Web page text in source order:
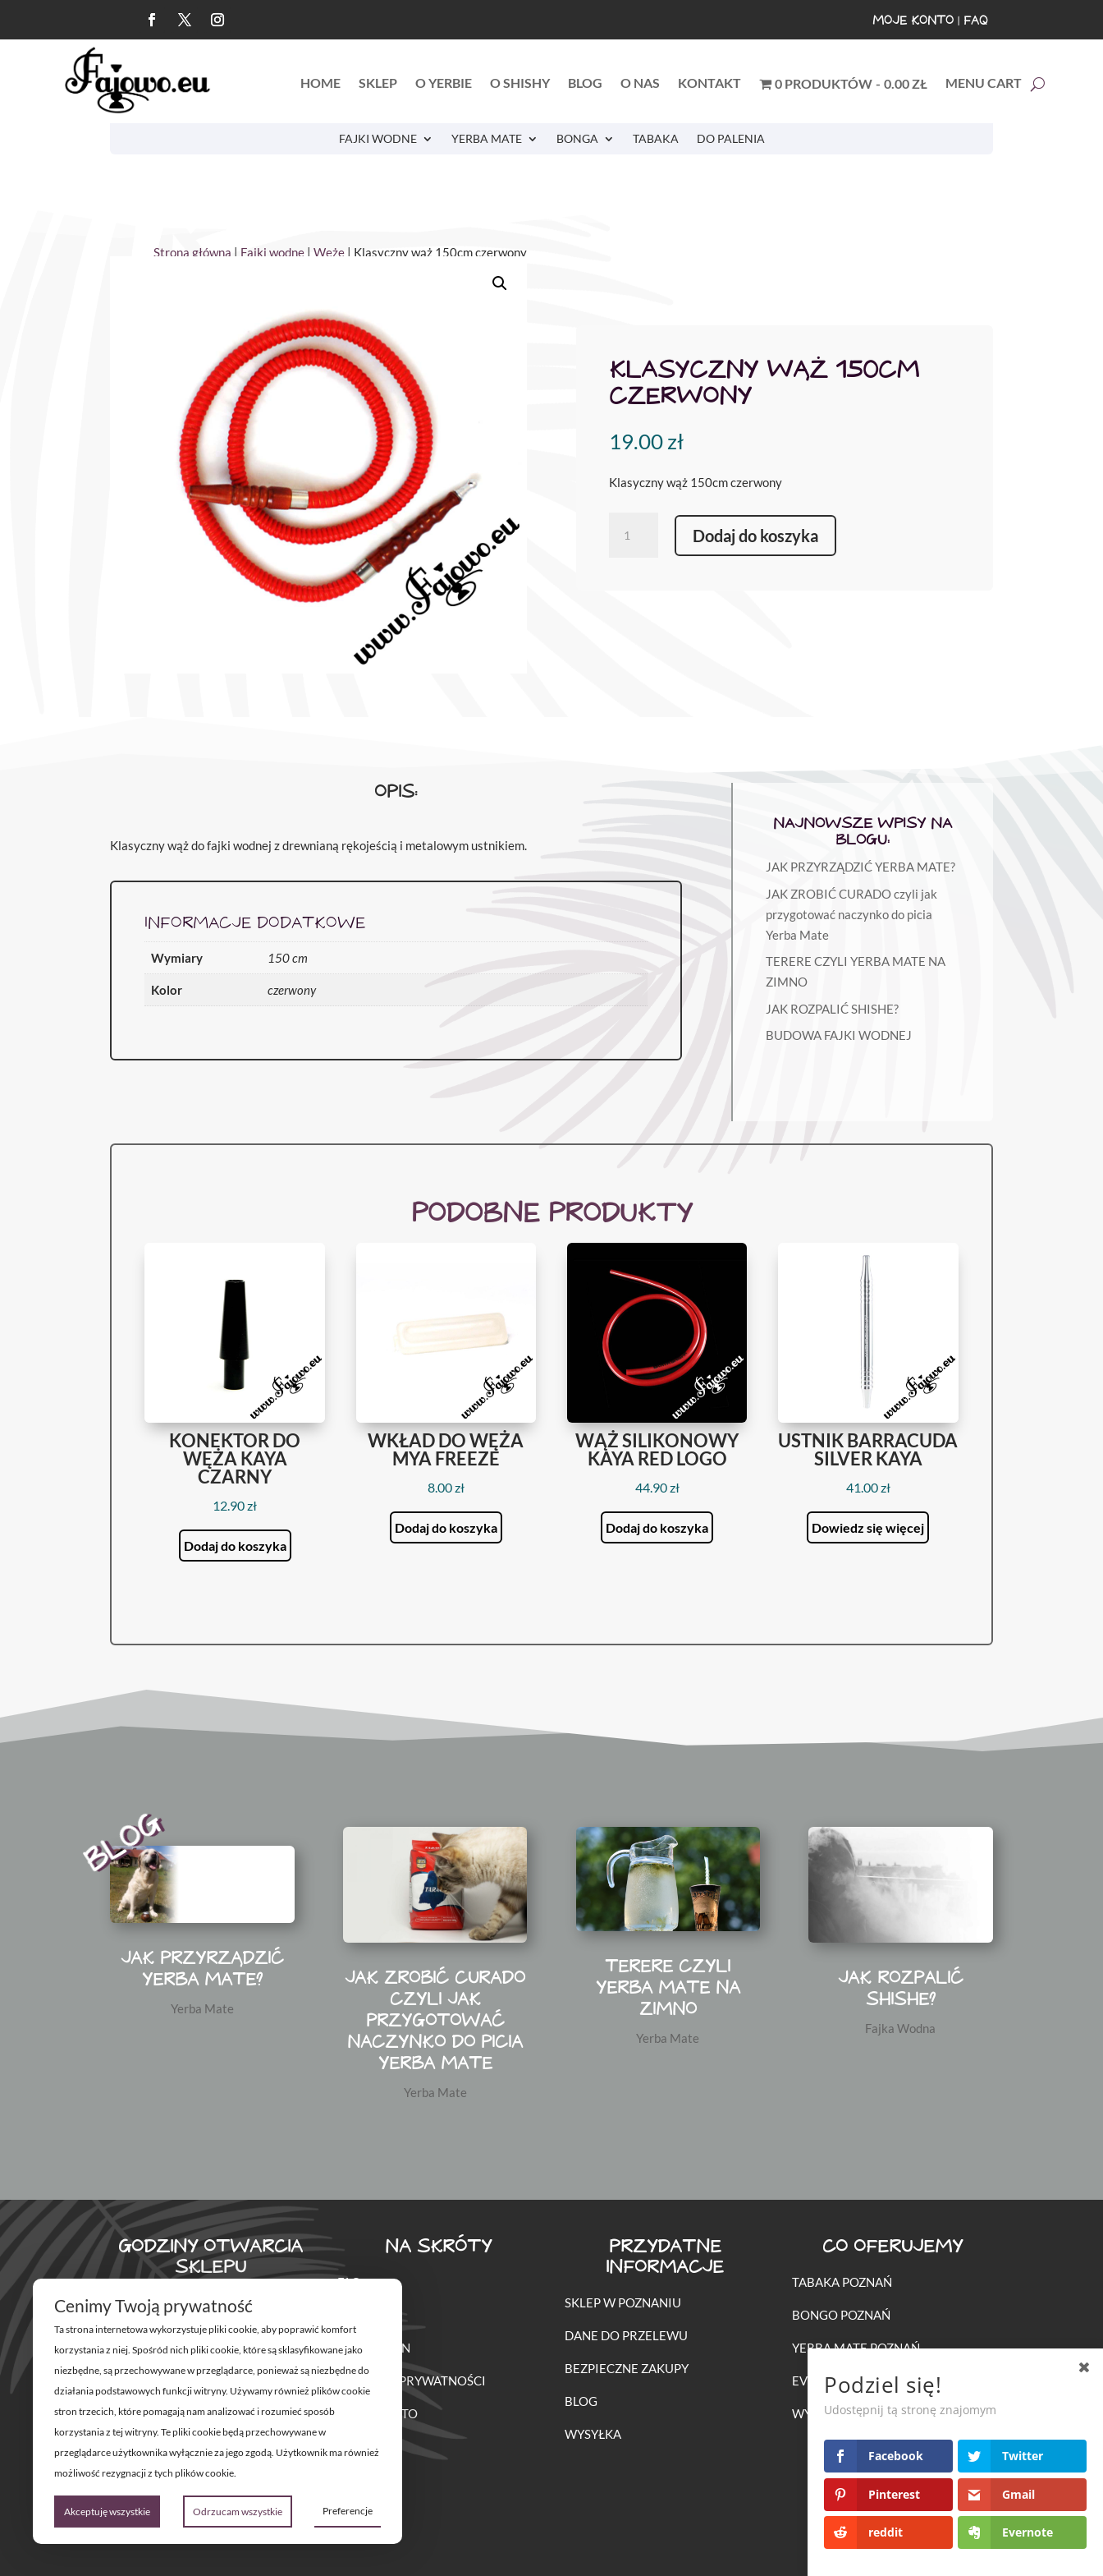
MOJE KONTO | FAQ
HOME SKLEP O YERBIE O SHISHY BLOG O NAS KONTAKT 0 PRODUKTÓW 0.00 ZŁ MENU CART
FAJKI WODNE YERBA MATE BONGA TABAKA DO PALENIA
Strona główna Fajki wodne |Węże | Klasyczny wąż 150cm czerwony
KLASYCZNY WĄŻ 150CM
CZERWONY
19.00zł
Klasyczny wąż 150cm czerwony
Klasyczny
Dodaj do koszyka
OPIS:
Klasyczny wąż do fajki wodnej z drewnianą rękojeścią i metalowym ustnikiem.
INFORMACJE DODATKOWE
Wymiary 150 cm
Kolor czerwony
NAJNOWSZE WPISY NA
BLOGU:
JAK PRZYRZĄDZIĆ YERBA MATE?
JAK ZROBIĆ CURADO czyli jak
przygotować naczynko do picia
Yerba Mate
TERERE CZYLI YERBA MATE NA
ZIMNO
JAK ROZPALIĆ SHISHE?
BUDOWA FAJKI WODNEJ
PODOBNE PRODUKTY
KONEKTOR DO
WĘŻA KAYA
CZARNY
12.90zł
Dodaj do koszyka
WKŁAD DO WĘŻA
MYA FREEZE
8.00zł
Dodaj do koszyka
WĄŻ SILIKONOWY
KAYA RED LOGO
44.90zł
Dodaj do koszyka
USTNIK BARRACUDA
SILVER KAYA
41.00zł
Dowiedz się więcej
BLOG
JAK PRZYRZĄDZIĆ
YERBA MATE?
Yerba Mate
JAK ZROBIĆ CURADO
CZYLI JAK
PRZYGOTOWAĆ
NACZYNKO DO PICIA
YERBA MATE
Yerba Mate
TERERE CZYLI
YERBA MATE NA
ZIMNO
Yerba Mate
JAK ROZPALIĆ
SHISHE?
Fajka Wodna
GODZINY OTWARCIA
SKLEPU
Poniedziałek – Piątek
11:00 – 20:00
Sobota
11:00 – 18:00
Św. Marcin 61, POZNAŃ
NA SKRÓTY
FAQ
REGULAMIN
POLITYKA PRYWATNOŚCI
MOJE KONTO
PRZYDATNE
INFORMACJE
SKLEP W POZNANIU
DANE DO PRZELEWU
BEZPIECZNE ZAKUPY
BLOG
WYSYŁKA
CO OFERUJEMY
TABAKA POZNAŃ
BONGO POZNAŃ
YERBA MATE POZNAŃ
EVENTY Z FAJKĄ WODNĄ
WYPOŻYCZANIE FAJEK WODNYCH
Podziel się!
Udostępnij tą stronę znajomym
Facebook Twitter
Pinterest Gmail
reddit Evernote
Cenimy Twoją prywatność
Ta strona internetowa wykorzystuje pliki cookie, aby poprawić komfort
korzystania z niej. Spośród nich pliki cookie, które są sklasyfikowane jako
niezbędne, są przechowywane w przeglądarce, ponieważ są niezbędne do
działania podstawowych funkcji witryny. Używamy również plików cookie
stron trzecich, które pomagają nam analizować i rozumieć sposób
korzystania z tej witryny. Te pliki cookie będą przechowywane w
przeglądarce użytkownika wyłącznie za jego zgodą. Użytkownik ma również
możliwość rezygnacji z tych plików cookie.
Akceptuję wszystkie Odrzucam wszystkie Preferencje